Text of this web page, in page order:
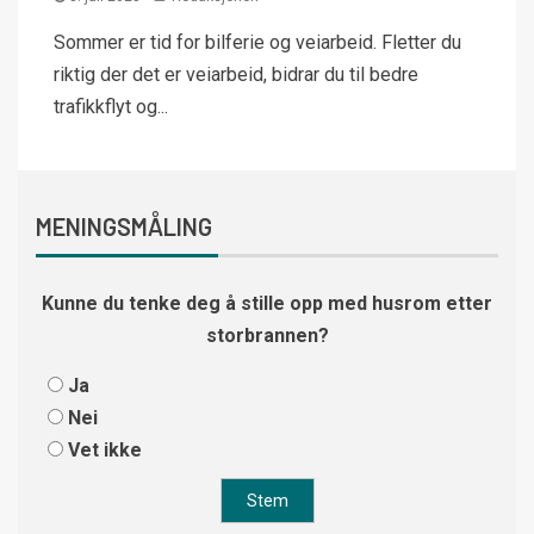
Sommer er tid for bilferie og veiarbeid. Fletter du
riktig der det er veiarbeid, bidrar du til bedre
trafikkflyt og...
MENINGSMÅLING
Kunne du tenke deg å stille opp med husrom etter
storbrannen?
Ja
Nei
Vet ikke